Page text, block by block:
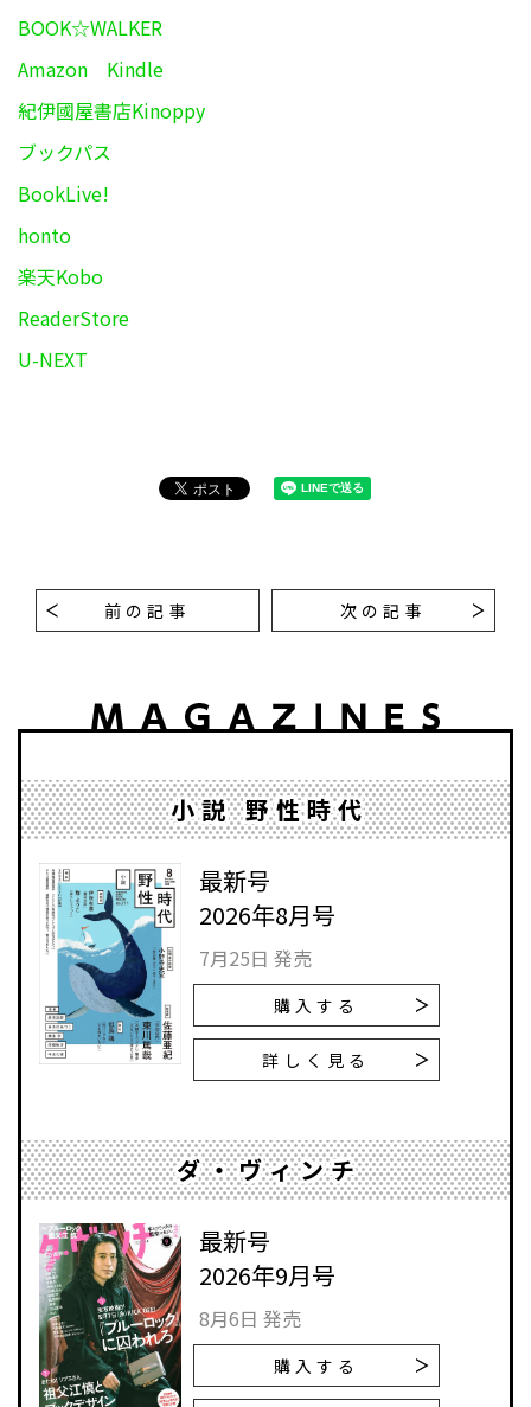
BOOK☆WALKER
Amazon Kindle
紀伊國屋書店Kinoppy
ブックパス
BookLive!
honto
楽天Kobo
ReaderStore
U-NEXT
前の記事 次の記事
小説 野性時代
最新号
2026年8月号
7月25日 発売
購入する
詳しく見る
ダ・ヴィンチ
最新号
2026年9月号
8月6日 発売
購入する